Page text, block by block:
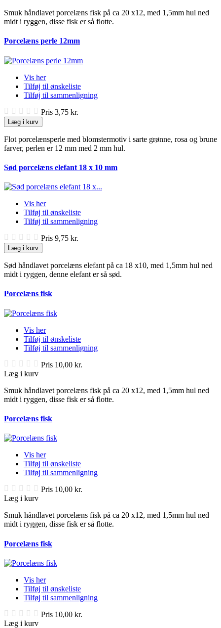
Smuk håndlavet porcelæns fisk på ca 20 x12, med 1,5mm hul ned
midt i ryggen, disse fisk er så flotte.
Porcelæns perle 12mm
Vis her
Tilføj til ønskeliste
Tilføj til sammenligning
Pris 3,75 kr.
Læg i kurv
Flot porcelænsperle med blomstermotiv i sarte grønne, rosa og brune
farver, perlen er 12 mm med 2 mm hul.
Sød porcelæns elefant 18 x 10 mm
Vis her
Tilføj til ønskeliste
Tilføj til sammenligning
Pris 9,75 kr.
Læg i kurv
Sød håndlavet porcelæns elefant på ca 18 x10, med 1,5mm hul ned
midt i ryggen, denne elefant er så sød.
Porcelæns fisk
Vis her
Tilføj til ønskeliste
Tilføj til sammenligning
Pris 10,00 kr.
Læg i kurv
Smuk håndlavet porcelæns fisk på ca 20 x12, med 1,5mm hul ned
midt i ryggen, disse fisk er så flotte.
Porcelæns fisk
Vis her
Tilføj til ønskeliste
Tilføj til sammenligning
Pris 10,00 kr.
Læg i kurv
Smuk håndlavet porcelæns fisk på ca 20 x12, med 1,5mm hul ned
midt i ryggen, disse fisk er så flotte.
Porcelæns fisk
Vis her
Tilføj til ønskeliste
Tilføj til sammenligning
Pris 10,00 kr.
Læg i kurv